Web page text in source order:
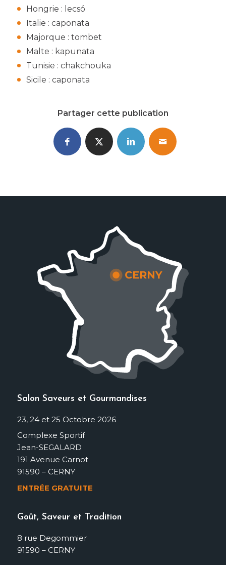
Hongrie : lecsó
Italie : caponata
Majorque : tombet
Malte : kapunata
Tunisie : chakchouka
Sicile : caponata
Partager cette publication
Salon Saveurs et Gourmandises
23, 24 et 25 Octobre 2026
Complexe Sportif
Jean-SEGALARD
191 Avenue Carnot
91590 – CERNY
ENTRÉE GRATUITE
Goût, Saveur et Tradition
8 rue Degommier
91590 – CERNY